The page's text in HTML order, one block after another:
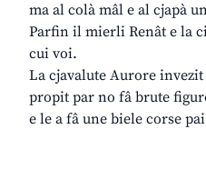
ma al colà mâl e al cjapà
Parfin il mierli Renât e la
cui voi.
La cjavalute Aurore
propit par no fâ brute
e le a fâ une biele corse pai